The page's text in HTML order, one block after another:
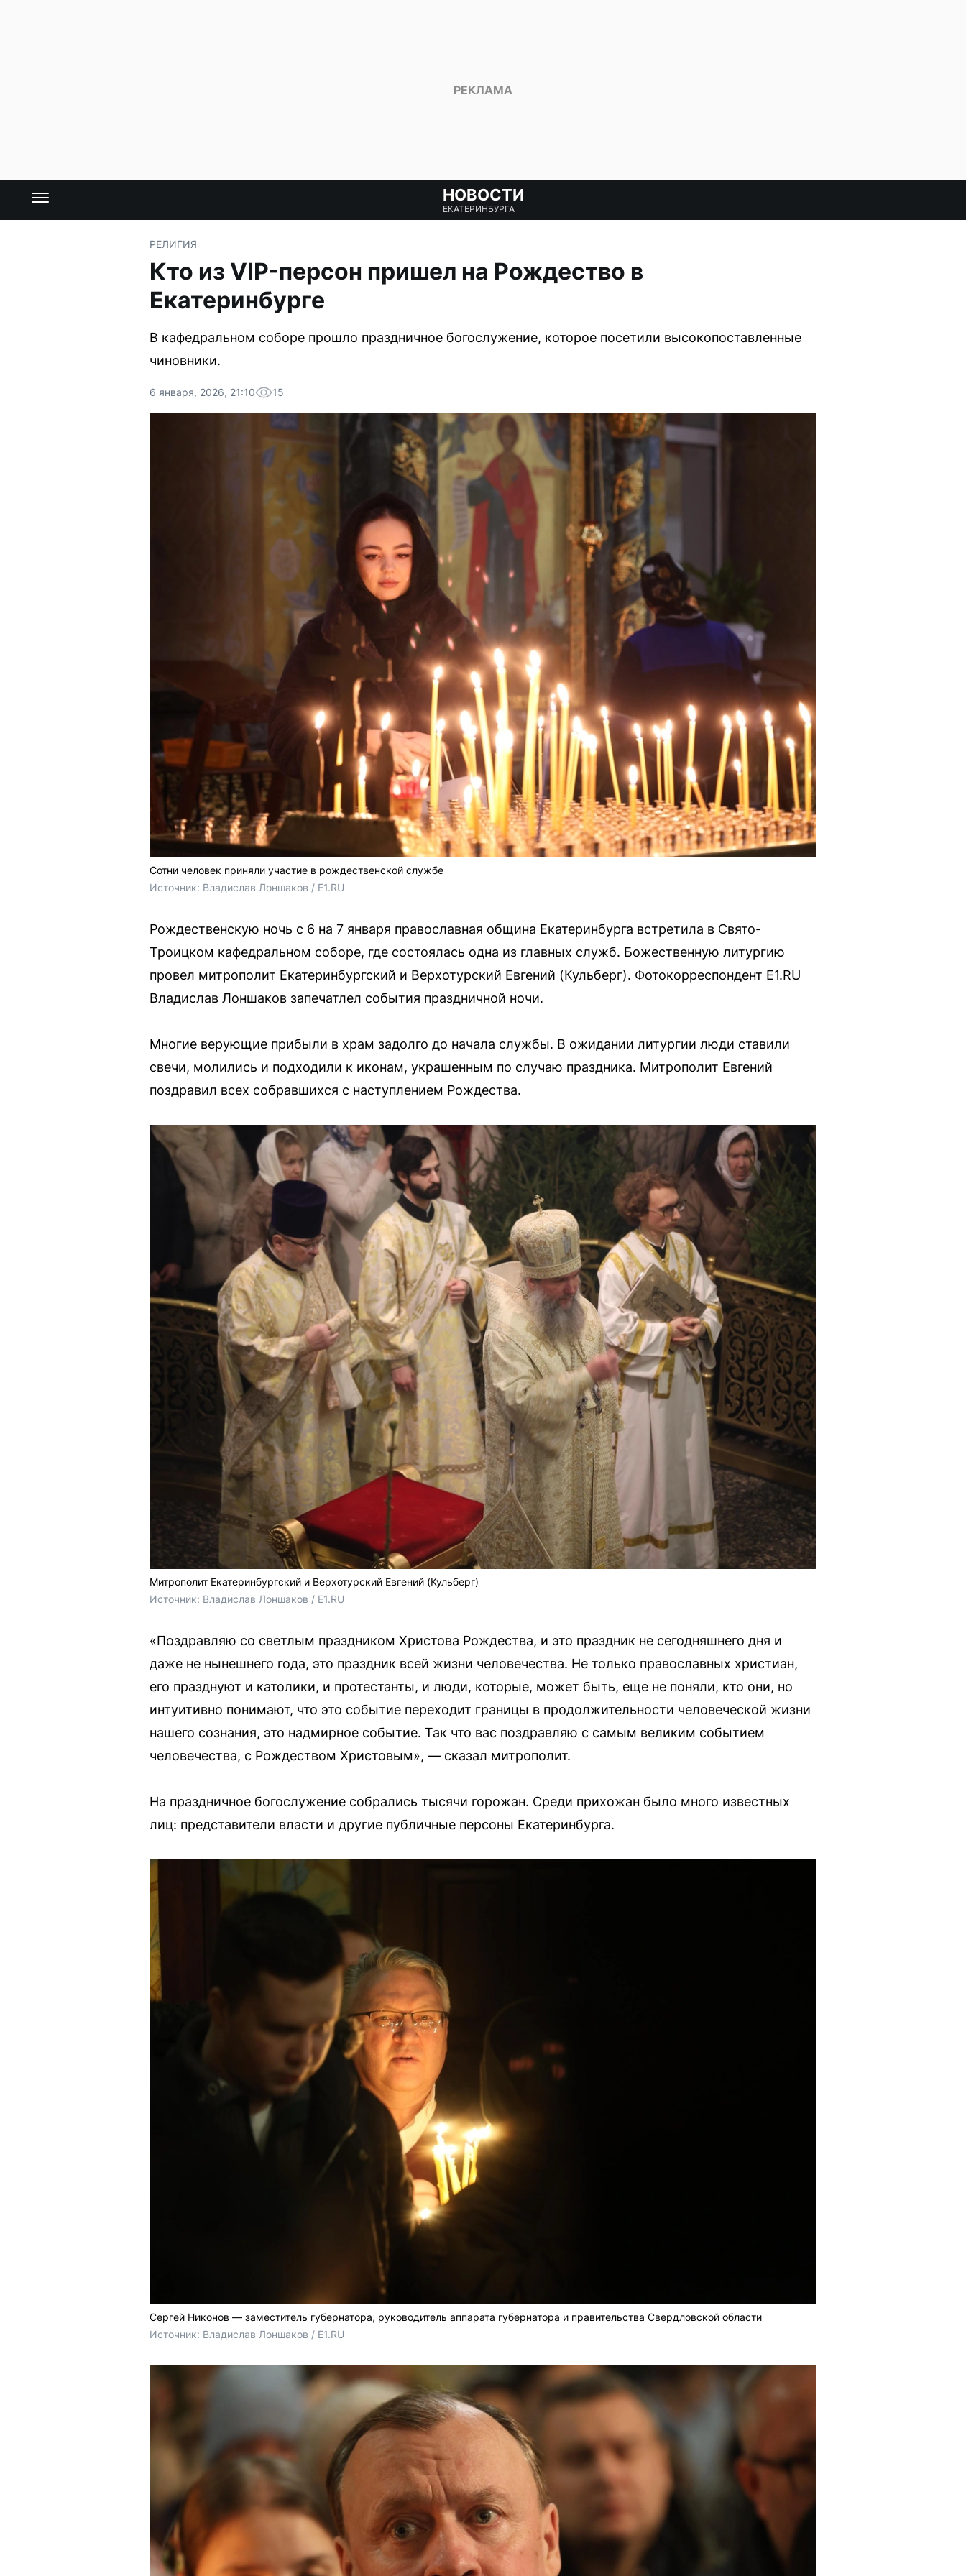
НОВОСТИ
ЕКАТЕРИНБУРГА
РЕЛИГИЯ
Кто из VIP-персон пришел на Рождество в
Екатеринбурге
В кафедральном соборе прошло праздничное богослужение, которое посетили высокопоставленные
чиновники.
6 января, 2026, 21:10 15
Сотни человек приняли участие в рождественской службе
Источник: Владислав Лоншаков / E1.RU
Рождественскую ночь с 6 на 7 января православная община Екатеринбурга встретила в Свято-
Троицком кафедральном соборе, где состоялась одна из главных служб. Божественную литургию
провел митрополит Екатеринбургский и Верхотурский Евгений (Кульберг). Фотокорреспондент E1.RU
Владислав Лоншаков запечатлел события праздничной ночи.
Многие верующие прибыли в храм задолго до начала службы. В ожидании литургии люди ставили
свечи, молились и подходили к иконам, украшенным по случаю праздника. Митрополит Евгений
поздравил всех собравшихся с наступлением Рождества.
Митрополит Екатеринбургский и Верхотурский Евгений (Кульберг)
Источник: Владислав Лоншаков / E1.RU
«Поздравляю со светлым праздником Христова Рождества, и это праздник не сегодняшнего дня и
даже не нынешнего года, это праздник всей жизни человечества. Не только православных христиан,
его празднуют и католики, и протестанты, и люди, которые, может быть, еще не поняли, кто они, но
интуитивно понимают, что это событие переходит границы в продолжительности человеческой жизни
нашего сознания, это надмирное событие. Так что вас поздравляю с самым великим событием
человечества, с Рождеством Христовым», — сказал митрополит.
На праздничное богослужение собрались тысячи горожан. Среди прихожан было много известных
лиц: представители власти и другие публичные персоны Екатеринбурга.
Сергей Никонов — заместитель губернатора, руководитель аппарата губернатора и правительства Свердловской области
Источник: Владислав Лоншаков / E1.RU